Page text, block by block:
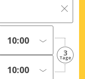
3
Tage